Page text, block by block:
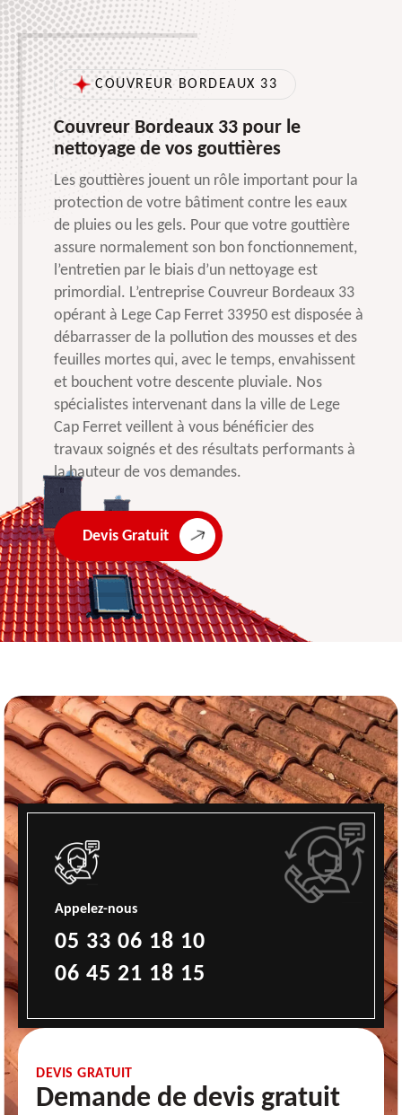
COUVREUR BORDEAUX 33
Couvreur Bordeaux 33 pour le
nettoyage de vos gouttières
Les gouttières jouent un rôle important pour la
protection de votre bâtiment contre les eaux
de pluies ou les gels. Pour que votre gouttière
assure normalement son bon fonctionnement,
l’entretien par le biais d’un nettoyage est
primordial. L’entreprise Couvreur Bordeaux 33
opérant à Lege Cap Ferret 33950 est disposée à
débarrasser de la pollution des mousses et des
feuilles mortes qui, avec le temps, envahissent
et bouchent votre descente pluviale. Nos
spécialistes intervenant dans la ville de Lege
Cap Ferret veillent à vous bénéficier des
travaux soignés et des résultats performants à
la hauteur de vos demandes.
Devis Gratuit
Appelez-nous
05 33 06 18 10
06 45 21 18 15
DEVIS GRATUIT
Demande de devis gratuit